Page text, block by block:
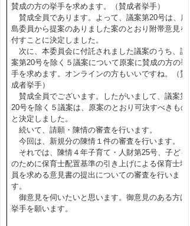
賛成の方の挙手を求めます。（賛成者挙手）
賛成全員であります。よって、議案第20号は、鹿
島委員から提案のありました案のとおり附帯意見を
付すことに決定しました。
次に、本委員会に付託されました議案のうち、議
案第20号を除く５議案について原案に賛成の方の挙
手を求めます。オンラインの方もいいですね。（賛
成者挙手）
賛成全員でございます。したがいまして、議案第
20号を除く５議案は、原案のとおり可決すべきもの
と決定しました。
続いて、請願・陳情の審査を行います。
今回は、新規分の陳情１件の審査を行います。
それでは、陳情４年子育て・人財第25号、子ども
のために保育士配置基準の引き上げによる保育士増
員を求める意見書の提出についての審査を行いま
す。
御意見を伺いたいと思います。御意見のある方は
挙手を願います。